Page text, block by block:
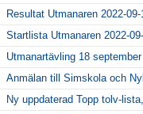
Resultat Utmanaren 2022-09-
Startlista Utmanaren 2022-
Utmanartävling 18 september
Anmälan till Simskola och
Ny uppdaterad Topp tolv-